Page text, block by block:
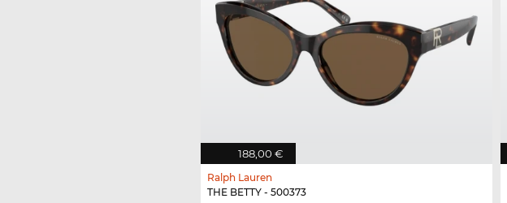
188,00 €
Ralph Lauren
THE BETTY - 500373